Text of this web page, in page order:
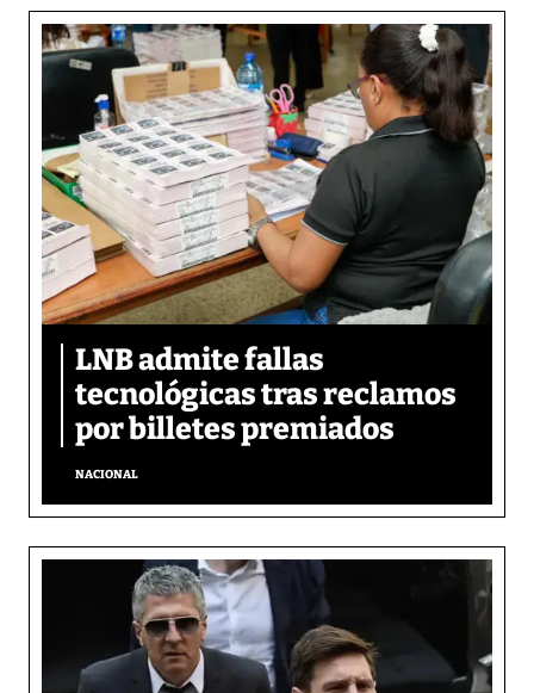
LNB admite fallas
tecnológicas tras reclamos
por billetes premiados
NACIONAL